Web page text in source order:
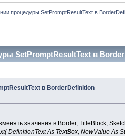
процедуры SetPromptResultText в
SetPromptResultText в
в BorderDefinition
значения в Border, TitleBlock,
DefinitionText As TextBox, NewValue As